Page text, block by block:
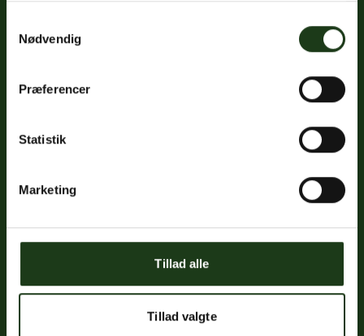
Nødvendig
Præferencer
Statistik
Marketing
Tillad alle
Tillad valgte
Instagram
Google
Links
Mindeportal